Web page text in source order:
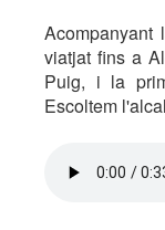
Acompanyant
viatjat fins a
Puig, i la
Escoltem